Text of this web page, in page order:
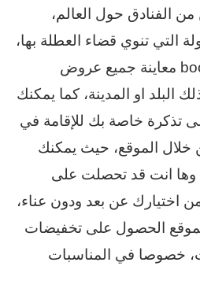
من الفنادق حول العالم،
التي تنوي قضاء العطلة بها،
يمكنك عبر موقع booking معاينة جميع عروض
البلد او المدينة، كما يمكنك
تذكرة خاصة بك للإقامة في
خلال الموقع، حيث يمكنك
وها انت قد تحصلت على
عن بعد ودون عناء،
الحصول على تخفيضات
خصوصا في المناسبات